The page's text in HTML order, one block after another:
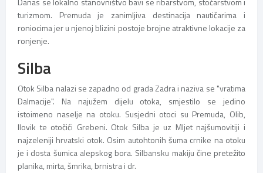
turizmom. Premuda je zanimljiva destinacija nautičarima i
roniocima jer u njenoj blizini postoje brojne atraktivne lokacije za
ronjenje.
Silba
Otok Silba nalazi se zapadno od grada Zadra i naziva se "vratima
Dalmacije". Na najužem dijelu otoka, smjestilo se jedino
istoimeno naselje na otoku. Susjedni otoci su Premuda, Olib,
Ilovik te otočići Grebeni. Otok Silba je uz Mljet najšumovitiji i
najzeleniji hrvatski otok. Osim autohtonih šuma crnike na otoku
je i dosta šumica alepskog bora. Silbansku makiju čine pretežito
planika, mirta, šmrika, brnistra i dr.